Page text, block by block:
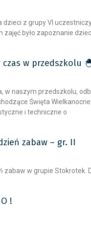
dzieci z grupy VI
zajęć było zapoznanie
w przedszkolu
w naszym przedszkolu,
Święta
i techniczne o
zabaw – gr. II
zabaw w grupie Stokrotek.
!